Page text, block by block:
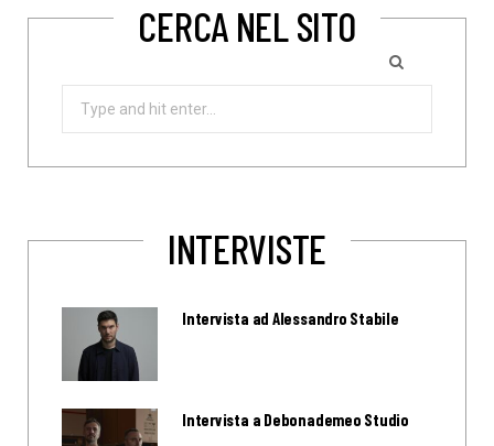
CERCA NEL SITO
Search
INTERVISTE
Intervista ad Alessandro Stabile
Intervista a Debonademeo Studio